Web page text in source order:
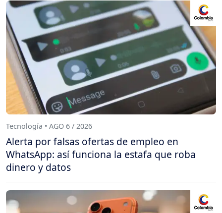
Tecnología • AGO 6 / 2026
Alerta por falsas ofertas de empleo en
WhatsApp: así funciona la estafa que roba
dinero y datos